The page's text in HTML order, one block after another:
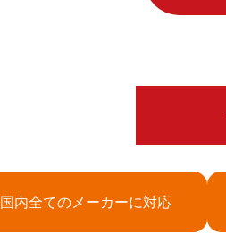
国内全てのメーカーに対応